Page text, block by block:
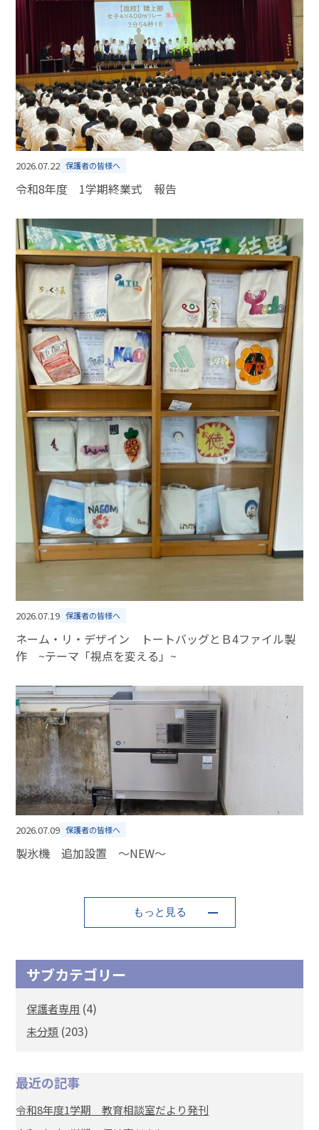
2026.07.22 保護者の皆様へ
令和8年度 1学期終業式 報告
2026.07.19 保護者の皆様へ
ネーム・リ・デザイン トートバッグとＢ4ファイル製
作 ~テーマ「視点を変える」~
2026.07.09 保護者の皆様へ
製氷機 追加設置 ～NEW～
もっと見る
サブカテゴリー
保護者専用 (4)
未分類 (203)
最近の記事
令和8年度1学期 教育相談室だより発刊